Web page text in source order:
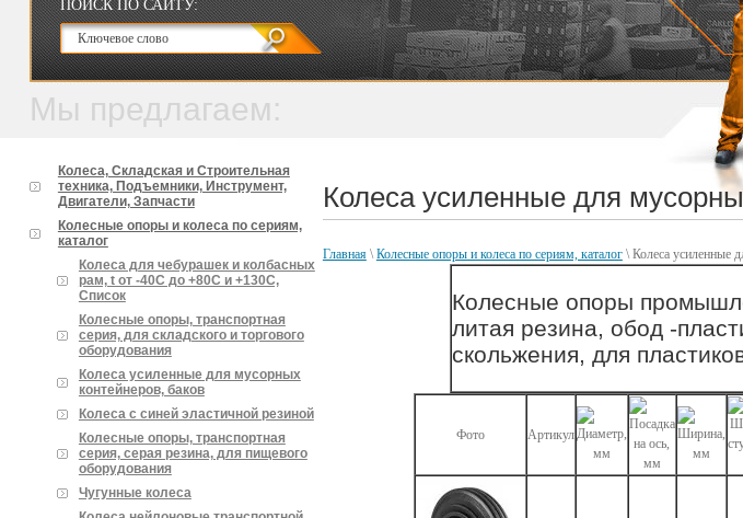
ПОИСК ПО САЙТУ:
Мы предлагаем:
Колеса, Складская и Строительная
техника, Подъемники, Инструмент,
Двигатели, Запчасти
Колесные опоры и колеса по сериям,
каталог
Колеса для чебурашек и колбасных
рам, t от -40С до +80С и +130С,
Список
Колесные опоры, транспортная
серия, для складского и торгового
оборудования
Колеса усиленные для мусорных
контейнеров, баков
Колеса с синей эластичной резиной
Колесные опоры, транспортная
серия, серая резина, для пищевого
оборудования
Чугунные колеса
Колеса усиленные для
Главная\Колесные опоры и колеса по сериям, каталог\Колеса усиленные
Колесные опоры
литая резина, обод -
скольжения, для
Фото Артикул